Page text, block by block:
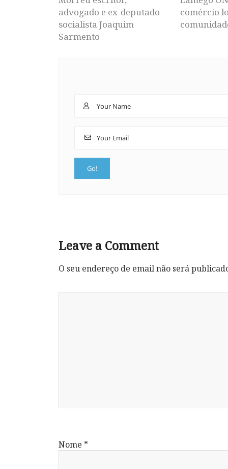
advogado e ex-deputado
socialista Joaquim
Sarmento
comércio
Leave a Comment
O seu endereço de email não será
Nome *